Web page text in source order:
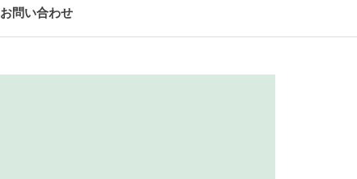
お問い合わせ